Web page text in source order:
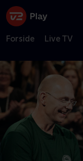
Forside Live TV